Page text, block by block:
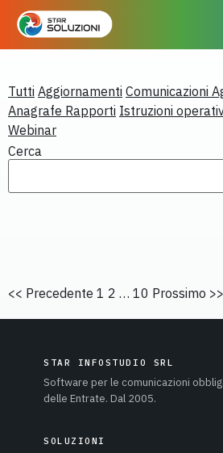
Tutti Aggiornamenti Comunicazioni
Anagrafe Rapporti Istruzioni
Webinar
Cerca
<< Precedente 1 2 … 10 Prossimo >>
STAR INFOSTUDIO SRL
Software per le comunicazioni
delle Entrate. Dal 2005.
SOLUZIONI